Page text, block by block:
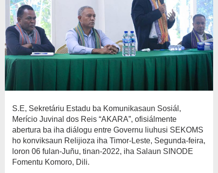
S.E, Sekretáriu Estadu ba Komunikasaun Sosiál,
Merício Juvinal dos Reis “AKARA”, ofisiálmente
abertura ba iha diálogu entre Governu liuhusi SEKOMS
ho konviksaun Relijioza iha Timor-Leste, Segunda-feira,
loron 06 fulan-Juñu, tinan-2022, iha Salaun SINODE
Fomentu Komoro, Dili.